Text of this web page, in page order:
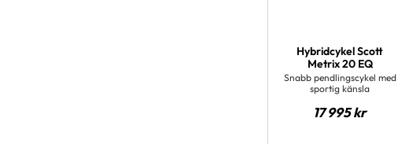
Hybridcykel Scott
Metrix 20 EQ
Snabb pendlingscykel med
sportig känsla
17 995kr